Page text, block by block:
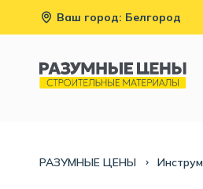
Ваш город: Белгород
РАЗУМНЫЕ ЦЕНЫ